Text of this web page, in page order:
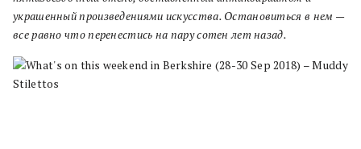
украшенный произведениями искусства. Остановиться в нем —
все равно что перенестись на пару сотен лет назад.